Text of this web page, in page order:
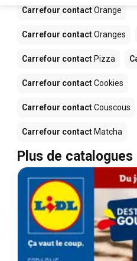
Carrefour contactOrange
Carrefour contactOranges
Carrefour contact Pizza
Carrefour contactCookies
Carrefour contactCouscous
Carrefour contact Matcha
Plus de